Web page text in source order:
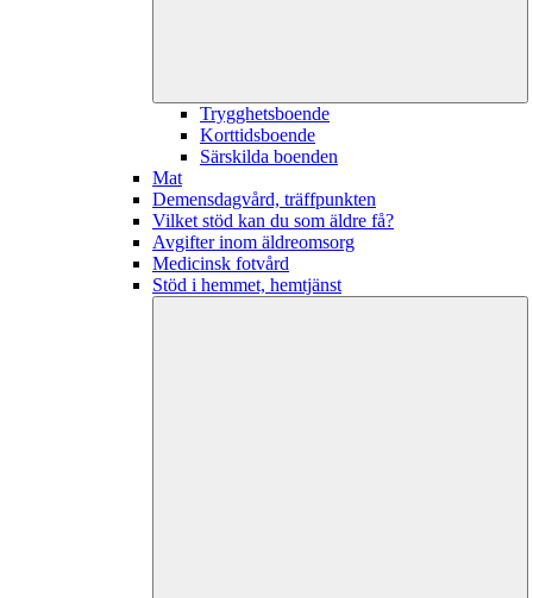
Trygghetsboende
Korttidsboende
Särskilda boenden
Mat
Demensdagvård, träffpunkten
Vilket stöd kan du som äldre få?
Avgifter inom äldreomsorg
Medicinsk fotvård
Stöd i hemmet, hemtjänst